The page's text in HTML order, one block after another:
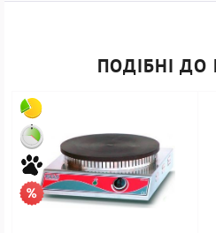
ПОДІБНІ ДО